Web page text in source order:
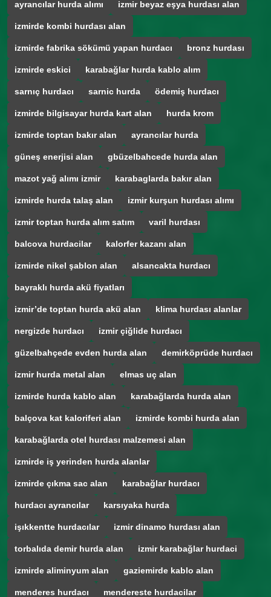
ayrancılar hurda alımı izmir beyaz eşya hurdası alan
izmirde kombi hurdası alan
izmirde fabrika sökümü yapan hurdacı bronz hurdası
izmirde eskici karabağlar hurda kablo alım
sarnıç hurdacı sarnic hurda ödemiş hurdacı
izmirde bilgisayar hurda kart alan hurda krom
izmirde toptan bakır alan ayrancılar hurda
güneş enerjisi alan gbüzelbahcede hurda alan
mazot yağ alımı izmir karabaglarda bakır alan
izmirde hurda talaş alan izmir kurşun hurdası alımı
izmir toptan hurda alım satım varil hurdası
balcova hurdacilar kalorfer kazanı alan
izmirde nikel şablon alan alsancakta hurdacı
bayraklı hurda akü fiyatları
izmir’de toptan hurda akü alan klima hurdası alanlar
nergizde hurdacı izmir çiğlide hurdacı
güzelbahçede evden hurda alan demirköprüde hurdacı
izmir hurda metal alan elmas uç alan
izmirde hurda kablo alan karabağlarda hurda alan
balçova kat kaloriferi alan izmirde kombi hurda alan
karabağlarda otel hurdası malzemesi alan
izmirde iş yerinden hurda alanlar
izmirde çıkma sac alan karabağlar hurdacı
hurdacı ayrancılar karsıyaka hurda
işıkkentte hurdacılar izmir dinamo hurdası alan
torbalıda demir hurda alan izmir karabağlar hurdaci
izmirde aliminyum alan gaziemirde kablo alan
menderes hurdacı mendereste hurdacilar